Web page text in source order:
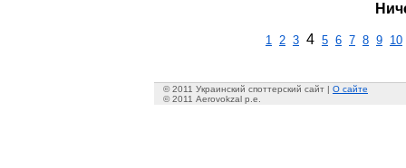
1 2 3 4 5 6 7 8 9 10
© 2011 Украинский споттерский сайт | О сайте
© 2011 Aerovokzal p.e.